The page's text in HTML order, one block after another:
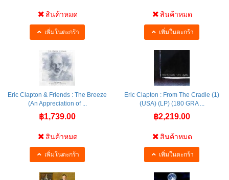
สินค้าหมด
เพิ่มในตะกร้า
สินค้าหมด
เพิ่มในตะกร้า
Eric Clapton & Friends : The Breeze
(An Appreciation of ...
฿1,739.00
สินค้าหมด
เพิ่มในตะกร้า
Eric Clapton : From The Cradle (1)
(USA) (LP) (180 GRA ...
฿2,219.00
สินค้าหมด
เพิ่มในตะกร้า